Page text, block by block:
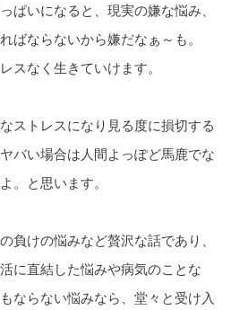
ぱいになると、現実の嫌な悩み、
ばならないから嫌だなぁ～も。
スなく生きていけます。
ストレスになり見る度に損切する
バい場合は人間よっぽど馬鹿でな
。と思います。
負けの悩みなど贅沢な話であり、
に直結した悩みや病気のことな
ならない悩みなら、堂々と受け入